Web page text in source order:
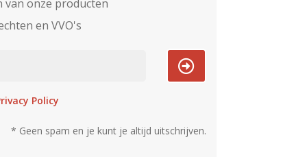
van onze producten
en VVO's
Policy
* Geen spam en je kunt je altijd uitschrijven.